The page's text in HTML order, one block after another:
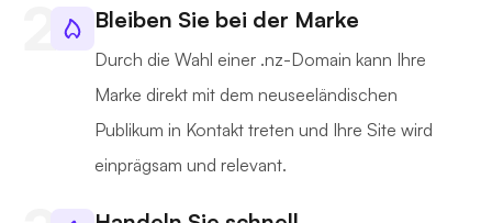
Bleiben Sie bei der Marke
Durch die Wahl einer .nz-Domain kann Ihre
Marke direkt mit dem neuseeländischen
Publikum in Kontakt treten und Ihre Site wird
einprägsam und relevant.